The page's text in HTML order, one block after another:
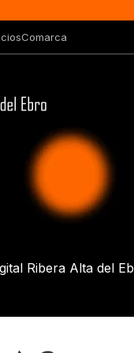
Comarca
Ribera Alta del